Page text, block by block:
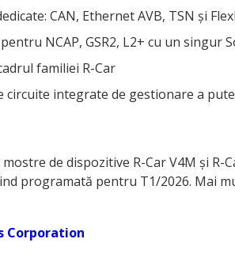
CAN, Ethernet AVB, TSN și
NCAP, GSR2, L2+ cu un singur
familiei R-Car
circuite integrate de gestionare a
mostre de dispozitive R-Car V4M și
programată pentru T1/2026. Mai
Corporation